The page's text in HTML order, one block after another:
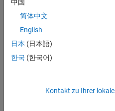
können,
die
Ihren
entsprechen,
werden
unseres
中国
简体中文
English
日本 (日本語)
한국 (한국어)
Kontakt zu Ihrer